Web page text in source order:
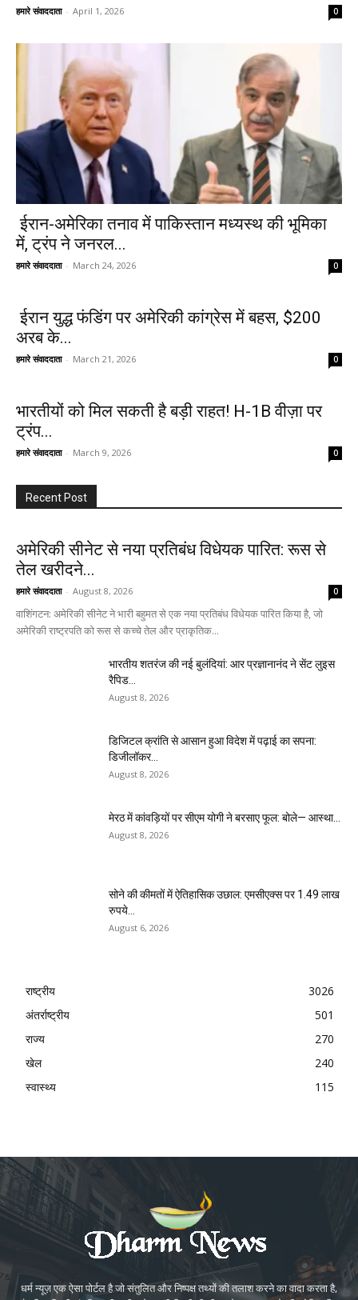
हमारे संवाददाता - April 1, 2026 0
ईरान-अमेरिका तनाव में पाकिस्तान मध्यस्थ की भूमिका
में, ट्रंप ने जनरल...
हमारे संवाददाता - March 24, 2026 0
ईरान युद्ध फंडिंग पर अमेरिकी कांग्रेस में बहस, $200
अरब के...
हमारे संवाददाता - March 21, 2026 0
भारतीयों को मिल सकती है बड़ी राहत! H-1B वीज़ा पर
ट्रंप...
हमारे संवाददाता - March 9, 2026 0
Recent Post
अमेरिकी सीनेट से नया प्रतिबंध विधेयक पारित: रूस से
तेल खरीदने...
हमारे संवाददाता - August 8, 2026 0
वाशिंगटन: अमेरिकी सीनेट ने भारी बहुमत से एक नया प्रतिबंध विधेयक पारित किया है, जो
अमेरिकी राष्ट्रपति को रूस से कच्चे तेल और प्राकृतिक...
भारतीय शतरंज की नई बुलंदियां: आर प्रज्ञानानंद ने सेंट लुइस
रैपिड...
August 8, 2026
डिजिटल क्रांति से आसान हुआ विदेश में पढ़ाई का सपना:
डिजीलॉकर...
August 8, 2026
मेरठ में कांवड़ियों पर सीएम योगी ने बरसाए फूल: बोले— आस्था...
August 8, 2026
सोने की कीमतों में ऐतिहासिक उछाल: एमसीएक्स पर 1.49 लाख
रुपये...
August 6, 2026
राष्ट्रीय
3026
अंतर्राष्ट्रीय
501
राज्य
270
खेल
240
स्वास्थ्य
115
धर्म न्यूज़ एक ऐसा पोर्टल है जो संतुलित और निष्पक्ष तथ्यों की तलाश करने का वादा करता है,